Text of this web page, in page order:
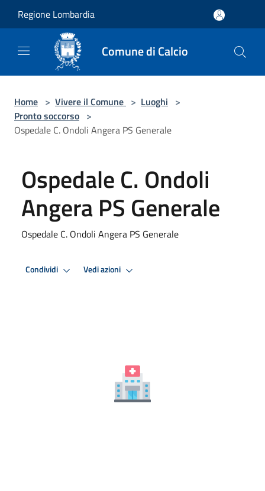
Regione Lombardia
Comune di Calcio
Home > Vivere il Comune > Luoghi >
Pronto soccorso >
Ospedale C. Ondoli Angera PS Generale
Ospedale C. Ondoli
Angera PS Generale
Ospedale C. Ondoli Angera PS Generale
Condividi Vedi azioni